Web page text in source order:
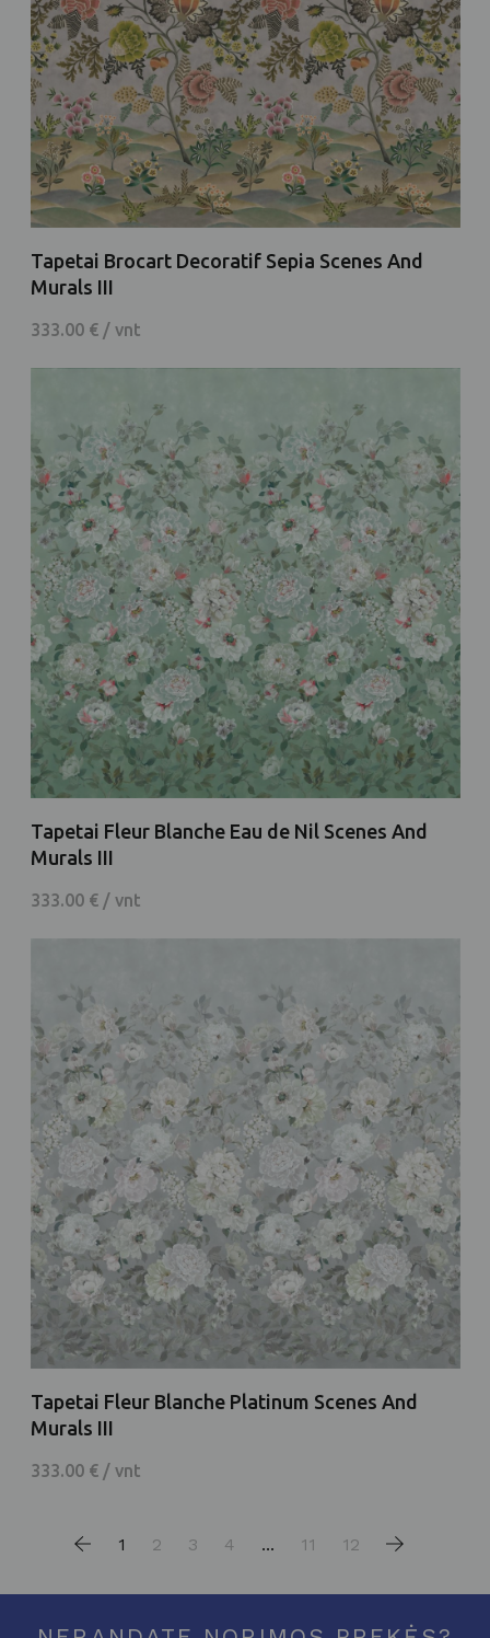
Tapetai Brocart Decoratif Sepia Scenes And
Murals III
333.00 € / vnt
Tapetai Fleur Blanche Eau de Nil Scenes And
Murals III
333.00 € / vnt
Tapetai Fleur Blanche Platinum Scenes And
Murals III
333.00 € / vnt
1 2 3 4 ... 11 12